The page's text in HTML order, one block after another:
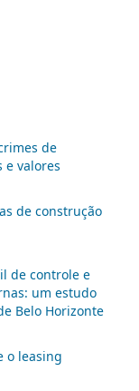
de
e valores
de construção
de controle e
um estudo
Belo Horizonte
o leasing